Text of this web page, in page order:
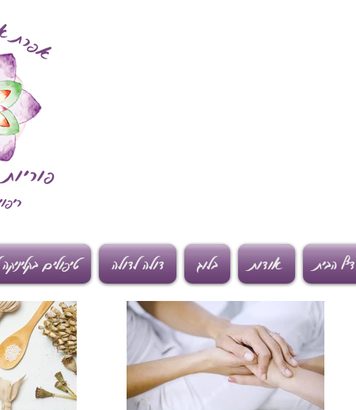
דף הבית אודות בלוג דולה לדולה טיפולים